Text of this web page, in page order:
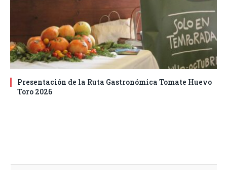
Presentación de la Ruta Gastronómica Tomate Huevo
Toro 2026